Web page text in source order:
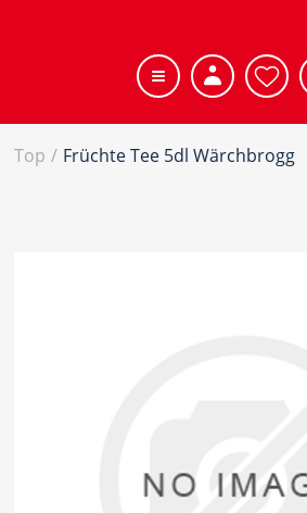
Top / Früchte Tee 5dl Wärchbrogg